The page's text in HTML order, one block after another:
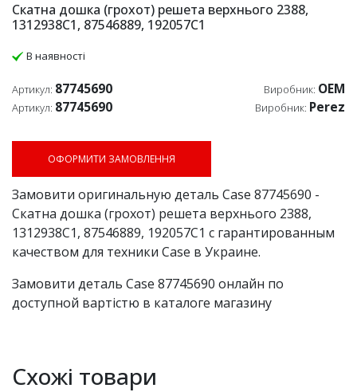
Скатна дошка (грохот) решета верхнього 2388,
1312938C1, 87546889, 192057C1
В наявності
Артикул: 87745690 Виробник: OEM
Артикул: 87745690 Виробник: Perez
ОФОРМИТИ ЗАМОВЛЕННЯ
Замовити оригинальную деталь Case 87745690 -
Скатна дошка (грохот) решета верхнього 2388,
1312938C1, 87546889, 192057C1 с гарантированным
качеством для техники Case в Украине.
Замовити деталь Case 87745690 онлайн по
доступной вартістю в каталоге магазину
Схожі товари